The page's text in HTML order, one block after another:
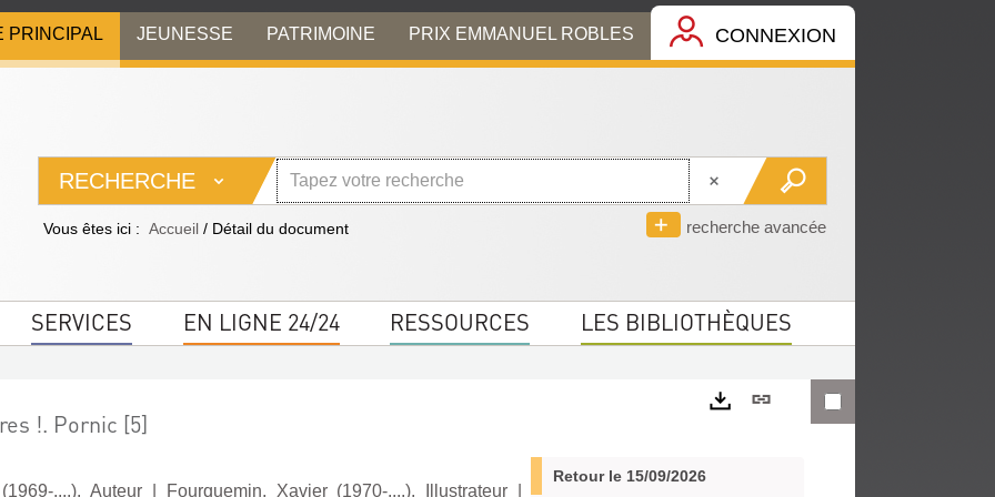
PRINCIPAL JEUNESSE PATRIMOINE PRIX EMMANUEL ROBLES CONNEXION
RECHERCHE
recherche avancée
Vous êtes ici : Accueil / Détail du document
SERVICES EN LIGNE 24/24 RESSOURCES LES BIBLIOTHÈQUES
!. Pornic [5]
....). Auteur| Fourquemin, Xavier (1970-....). Illustrateur
Lien
Retour le 15/09/2026